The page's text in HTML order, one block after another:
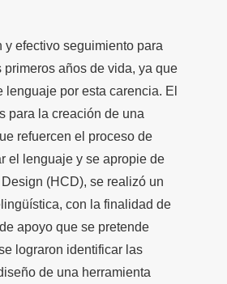
efectivo seguimiento para
años de vida, ya que
por esta carencia. El
para la creación de una
refuercen el proceso de
el lenguaje y se apropie de
(HCD), se realizó un
con la finalidad de
apoyo que se pretende
lograron identificar las
de una herramienta